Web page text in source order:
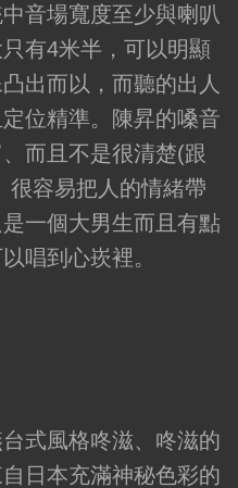
音場寬度至少與喇叭
有4米半，可以明顯
出而以，而聽的出人
位精準。陳昇的嗓音
而且不是很清楚(跟
很容易把人的情緒帶
一個大男生而且有點
唱到心崁裡。
式風格咚滋、咚滋的
日本充滿神秘色彩的